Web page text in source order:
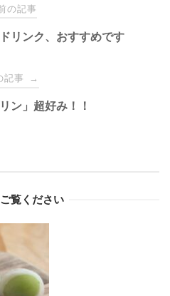
の記事
リンク、おすすめです
記事 →
ン」超好み！！
覧ください